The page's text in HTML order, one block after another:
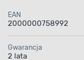
EAN
2000000758992
Gwarancja
2 lata